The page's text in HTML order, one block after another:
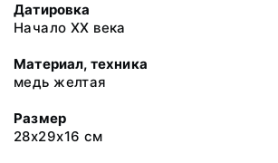
Датировка
Начало XX века
Материал, техника
медь желтая
Размер
28х29х16 см